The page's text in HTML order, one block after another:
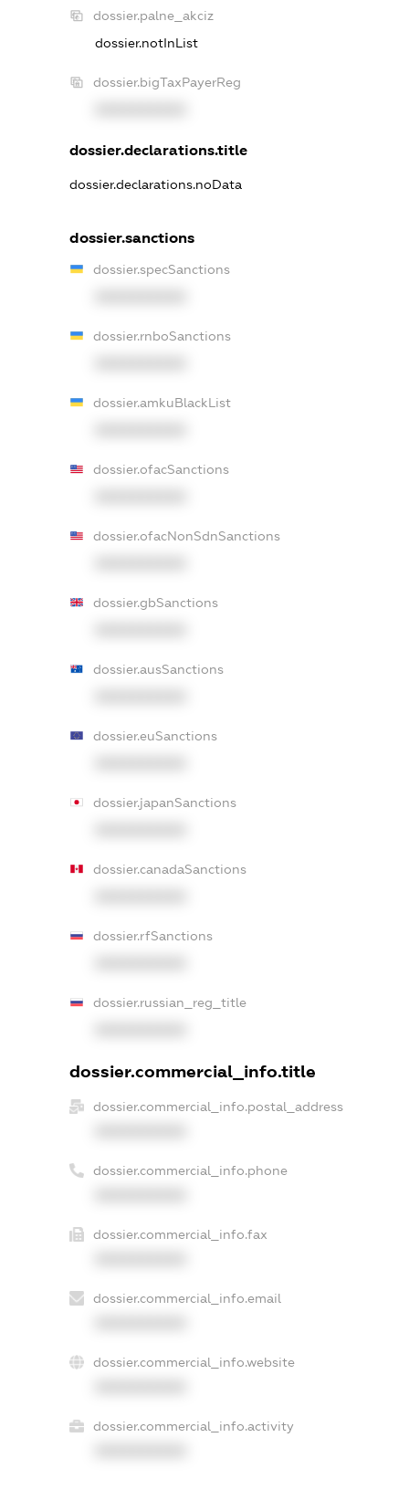
dossier.palne_akciz
dossier.notInList
dossier.bigTaxPayerReg
dossier.declarations.title
dossier.declarations.noData
dossier.sanctions
dossier.specSanctions
dossier.rnboSanctions
dossier.amkuBlackList
dossier.ofacSanctions
dossier.ofacNonSdnSanctions
dossier.gbSanctions
dossier.ausSanctions
dossier.euSanctions
dossier.japanSanctions
dossier.canadaSanctions
dossier.rfSanctions
dossier.russian_reg_title
dossier.commercial_info.title
dossier.commercial_info.postal_address
dossier.commercial_info.phone
dossier.commercial_info.fax
dossier.commercial_info.email
dossier.commercial_info.website
dossier.commercial_info.activity